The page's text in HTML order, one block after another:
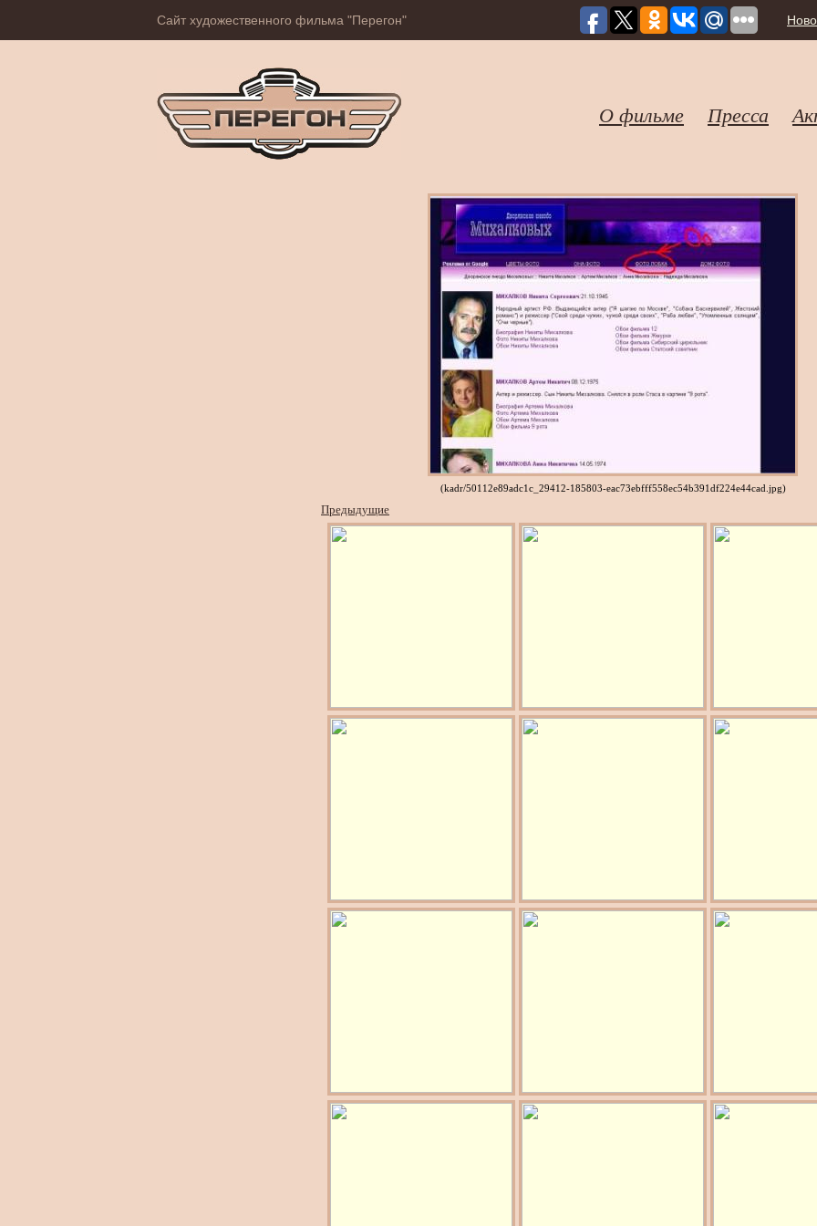
Сайт художественного фильма "Перегон"
О фильме Пресса
(kadr/50112e89adc1c_29412-185803-eac73ebfff558ec54b391df224e44cad.jpg)
Предыдущие